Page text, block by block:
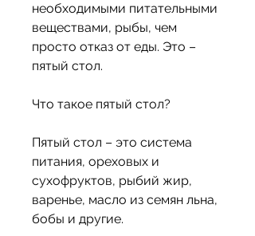
необходимыми питательными
веществами, рыбы, чем
просто отказ от еды. Это –
пятый стол.
Что такое пятый стол?
Пятый стол – это система
питания, ореховых и
сухофруктов, рыбий жир,
варенье, масло из семян льна,
бобы и другие.